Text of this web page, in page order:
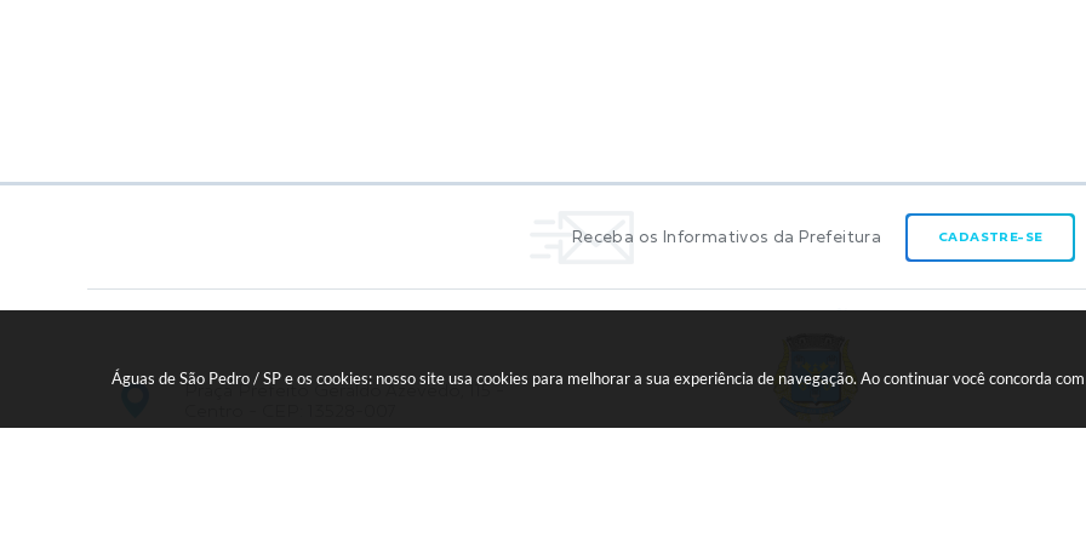
Águas de São Pedro / SP e os cookies: nosso site usa cookies para melhorar a sua experiência de navegação. Ao continuar você concorda
Receba os Informativos da Prefeitura CADASTRE-SE
Praça Prefeito Geraldo Azevedo, 115 -